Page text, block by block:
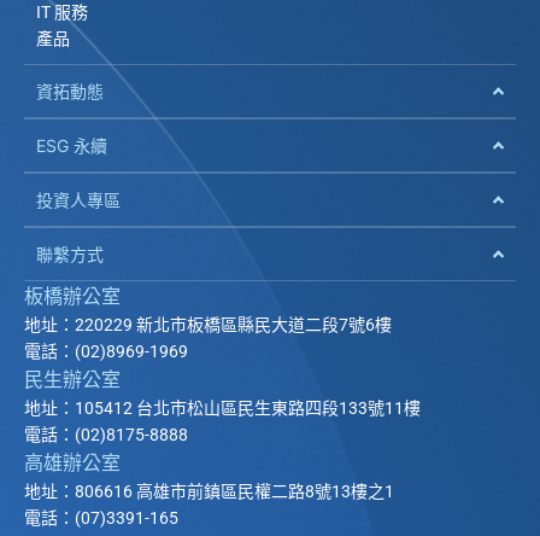
IT 服務
產品
資拓動態
ESG 永續
投資人專區
聯繫方式
板橋辦公室
地址：220229 新北市板橋區縣民大道二段7號6樓
電話：(02)8969-1969
民生辦公室
地址：105412 台北市松山區民生東路四段133號11樓
電話：(02)8175-8888
高雄辦公室
地址：806616 高雄市前鎮區民權二路8號13樓之1
電話：(07)3391-165